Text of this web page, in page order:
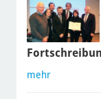
mehr